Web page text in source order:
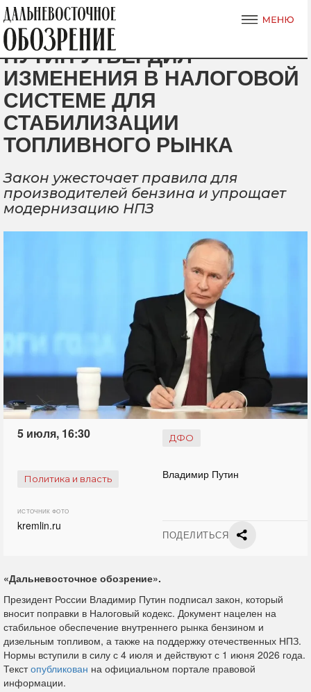
ПУТИН УТВЕРДИЛ
ИЗМЕНЕНИЯ В НАЛОГОВОЙ
СИСТЕМЕ ДЛЯ
СТАБИЛИЗАЦИИ
ТОПЛИВНОГО РЫНКА
Закон ужесточает правила для
производителей бензина и упрощает
модернизацию НПЗ
5 июля, 16:30 ДФО
Политика и власть Владимир Путин
ИСТОЧНИК ФОТО
kremlin.ru
ПОДЕЛИТЬСЯ
«Дальневосточное обозрение».
Президент России Владимир Путин подписал закон, который
вносит поправки в Налоговый кодекс. Документ нацелен на
стабильное обеспечение внутреннего рынка бензином и
дизельным топливом, а также на поддержку отечественных НПЗ.
Нормы вступили в силу с 4 июля и действуют с 1 июня 2026 года.
Текстопубликован на официальном портале правовой
информации.